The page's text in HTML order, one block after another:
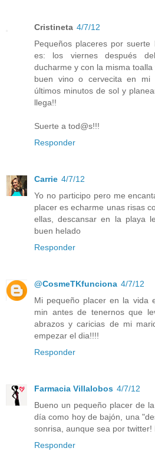
Cristineta 4/7/12
Pequeños placeres por
es: los viernes después
ducharme y con la misma
buen vino o cervecita en mi
últimos minutos de sol y
llega!!
Suerte a tod@s!!!
Responder
Carrie 4/7/12
Yo no participo pero me
placer es echarme unas risas
ellas, descansar en la playa
buen helado
Responder
@CosmeTKfunciona 4/7/12
Mi pequeño placer en la vida
min antes de tenernos que
abrazos y caricias de mi
empezar el dia!!!!
Responder
Farmacia Villalobos 4/7/12
Bueno un pequeño placer de
día como hoy de bajón, una
sonrisa, aunque sea por
Responder